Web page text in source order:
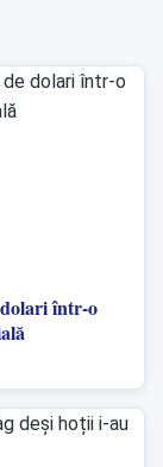
dolari într-o